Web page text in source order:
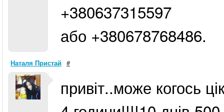
+380637315597
або +380678768486.
Наталя Пристай #
привіт..може когось